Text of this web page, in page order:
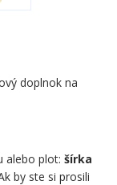
doplnok na
alebo plot: šírka
by ste si prosili